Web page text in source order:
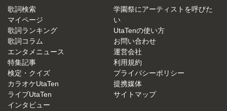
歌詞検索
マイページ
歌詞ランキング
歌詞コラム
エンタメニュース
特集記事
検定・クイズ
カラオケUtaTen
ライブUtaTen
インタビュー
学園祭にアーティストを呼びた
い
UtaTenの使い方
お問い合わせ
運営会社
利用規約
プライバシーポリシー
提携媒体
サイトマップ